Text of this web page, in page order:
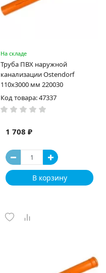
На складе
Труба ПВХ наружной
канализации Ostendorf
110х3000 мм 220030
Код товара: 47337
1 708 ₽
В корзину